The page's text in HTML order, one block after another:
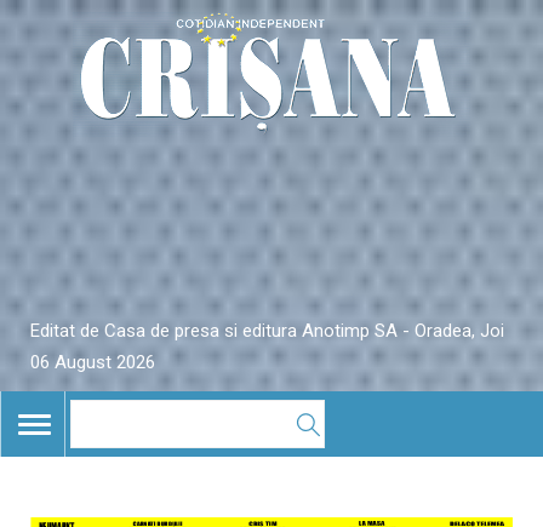
Editat de Casa de presa si editura Anotimp SA - Oradea, Joi
06 August 2026
TOGGLE
NAVIGATION